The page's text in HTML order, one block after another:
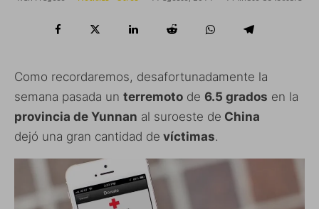
Como recordaremos, desafortunadamente la
semana pasada un terremoto de 6.5 grados en la
provincia de Yunnan al suroeste de China
dejó una gran cantidad de víctimas.